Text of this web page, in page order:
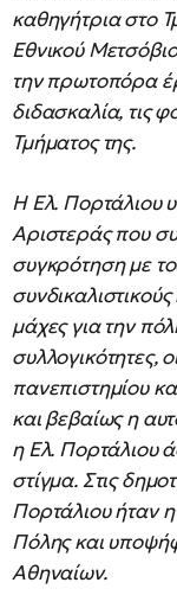
καθηγήτρια στο
Εθνικού
την πρωτοπόρα
διδασκαλία, τις
Τμήματος της.
Η Ελ. Πορτάλιου
Αριστεράς που
συγκρότηση με
μάχες για την
συλλογικότητες,
πανεπιστημίου
και βεβαίως η
η Ελ. Πορτάλιου
στίγμα. Στις
Πορτάλιου ήταν
Πόλης και
Αθηναίων.